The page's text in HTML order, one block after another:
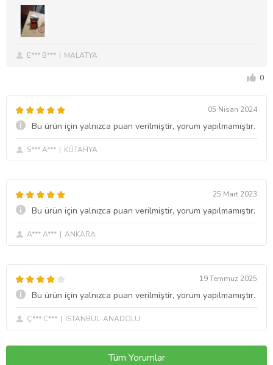
E*** B*** MALATYA
0
05 Nisan 2024
Bu ürün için yalnızca puan verilmiştir, yorum yapılmamıştır.
S*** A*** KÜTAHYA
25 Mart 2023
Bu ürün için yalnızca puan verilmiştir, yorum yapılmamıştır.
A*** A*** ANKARA
19 Temmuz 2025
Bu ürün için yalnızca puan verilmiştir, yorum yapılmamıştır.
Ç*** C*** İSTANBUL-ANADOLU
Tüm Yorumlar